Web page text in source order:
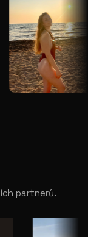
partnerů.